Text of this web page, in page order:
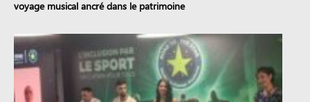
voyage musical ancré dans le patrimoine